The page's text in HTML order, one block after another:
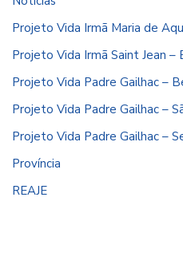
Projeto Vida Irmã Maria de
Projeto Vida Irmã Saint Jean
Projeto Vida Padre Gailhac –
Projeto Vida Padre Gailhac –
Projeto Vida Padre Gailhac –
Província
REAJE